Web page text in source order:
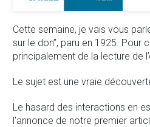
Cette semaine, je vais vous
sur le don”, paru en 1925.
principalement de la lecture de
Le sujet est une vraie
Le hasard des interactions en
l’annonce de notre premier